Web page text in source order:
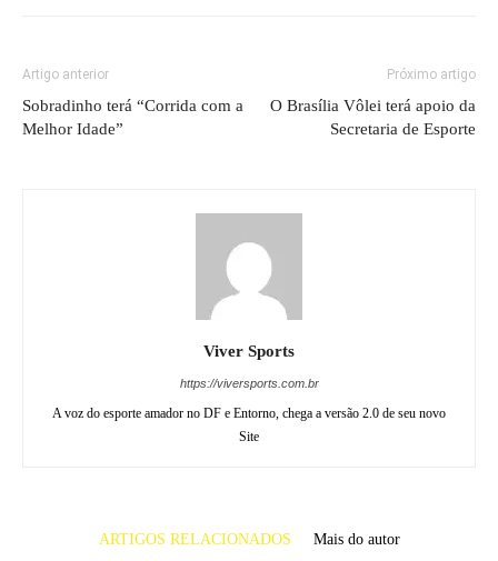
Artigo anterior
Sobradinho terá “Corrida com a
Melhor Idade”
Próximo artigo
O Brasília Vôlei terá apoio da
Secretaria de Esporte
Viver Sports
https://viversports.com.br
A voz do esporte amador no DF e Entorno, chega a versão 2.0 de seu novo
Site
ARTIGOS RELACIONADOS Mais do autor